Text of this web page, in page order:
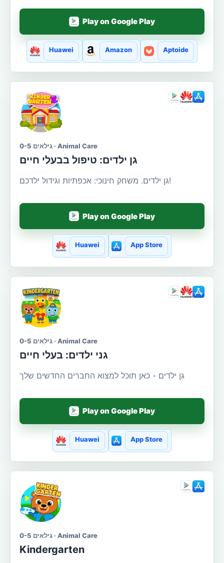
Play on Google Play
Huawei Amazon Aptoide
גילאים 0-5 · Animal Care
גן ילדים: טיפול בבעלי חיים
גן ילדים. משחק חינוכי: אכפתיות וגידול ילדכם!
Play on Google Play
Huawei App Store
גילאים 0-5 · Animal Care
גני ילדים: בעלי חיים
גן ילדים - כאן תוכל למצוא החברים החדשים שלך
Play on Google Play
Huawei App Store
גילאים 0-5 · Animal Care
Kindergarten